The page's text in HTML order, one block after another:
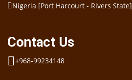
Nigeria [Port Harcourt - Rivers State]
Contact Us
+968-99234148